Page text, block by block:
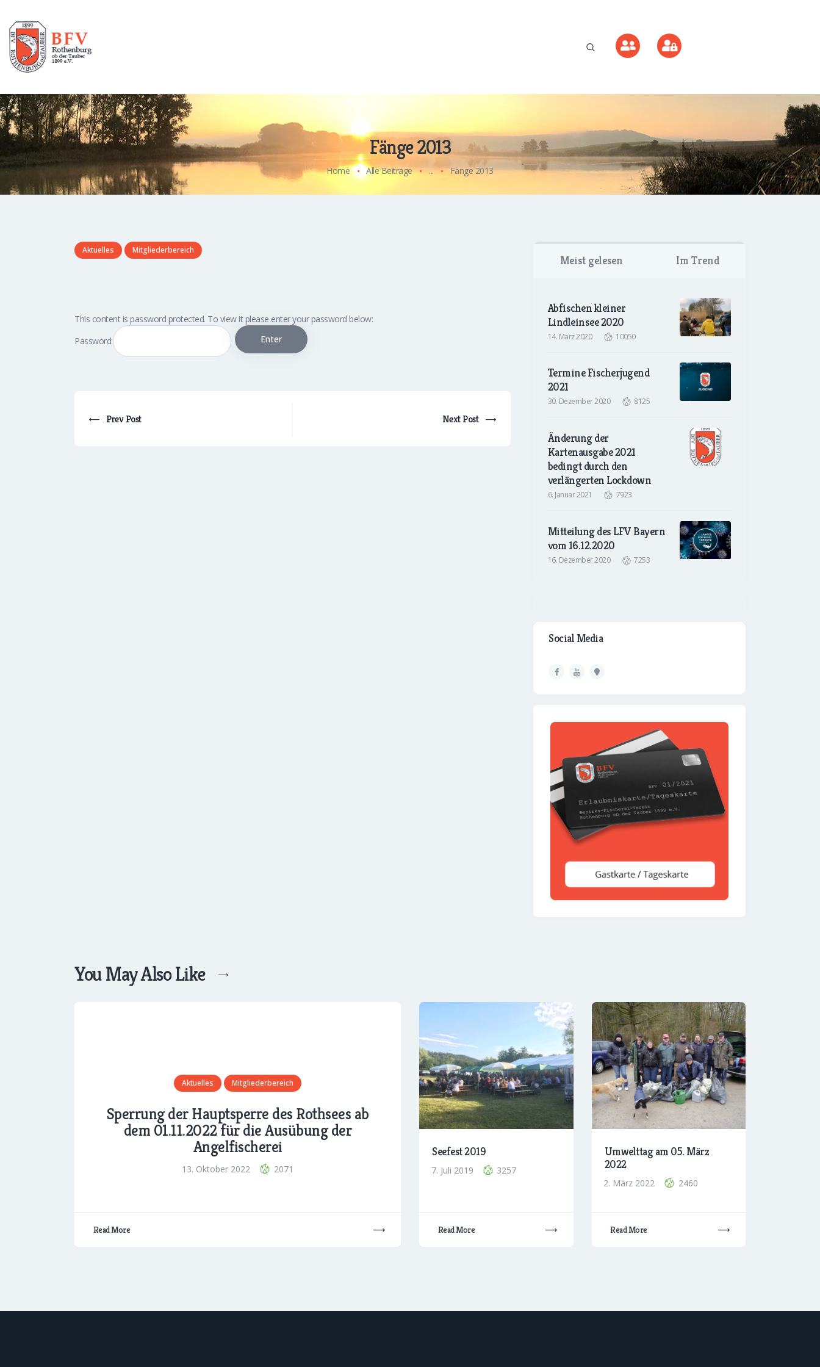
Fänge 2013
Home Alle Beiträge ... Fänge 2013
Aktuelles Mitgliederbereich
This content is password protected. To view it please enter your password below:
Password:
Prev Post Next Post
Meist gelesen Im Trend
Abfischen kleiner
Lindleinsee 2020
14. März 2020 10050
Termine Fischerjugend
2021
30. Dezember 2020 8125
Änderung der
Kartenausgabe 2021
bedingt durch den
verlängerten Lockdown
6. Januar 2021 7923
Mitteilung des LFV Bayern
vom 16.12.2020
16. Dezember 2020 7253
Social Media
You May Also Like
Aktuelles Mitgliederbereich
Sperrung der Hauptsperre des Rothsees ab
dem 01.11.2022 für die Ausübung der
Angelfischerei
13. Oktober 2022 2071
Read More
Seefest 2019
7. Juli 2019 3257
Read More
Umwelttag am 05. März
2022
2. März 2022 2460
Read More